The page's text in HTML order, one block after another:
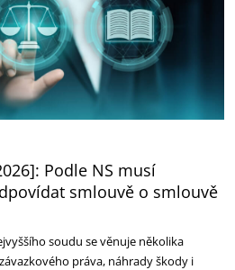
Podle NS musí
smlouvě o smlouvě
soudu se věnuje několika
práva, náhrady škody i